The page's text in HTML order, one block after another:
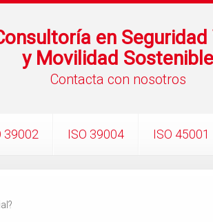
en Seguridad
y Movilidad Sostenible
Contacta con nosotros
39002 ISO 39004 ISO 45001